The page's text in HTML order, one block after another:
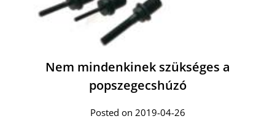
Nem mindenkinek szükséges a
popszegecshúzó
Posted on 2019-04-26